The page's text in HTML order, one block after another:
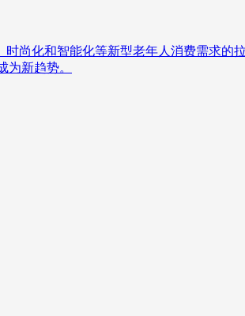
时尚化和智能化等新型老年人消费需求
为新趋势。